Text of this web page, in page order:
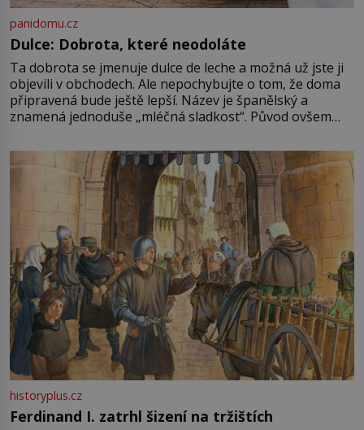
panidomu.cz
Dulce: Dobrota, které neodoláte
Ta dobrota se jmenuje dulce de leche a možná už jste ji
objevili v obchodech. Ale nepochybujte o tom, že doma
připravená bude ještě lepší. Název je španělský a
znamená jednoduše „mléčná sladkost“. Původ ovšem
pře hned několik latinskoamerických zemí a k tomu
Francie, kde se traduje,
historyplus.cz
Ferdinand I. zatrhl šizení na tržištích